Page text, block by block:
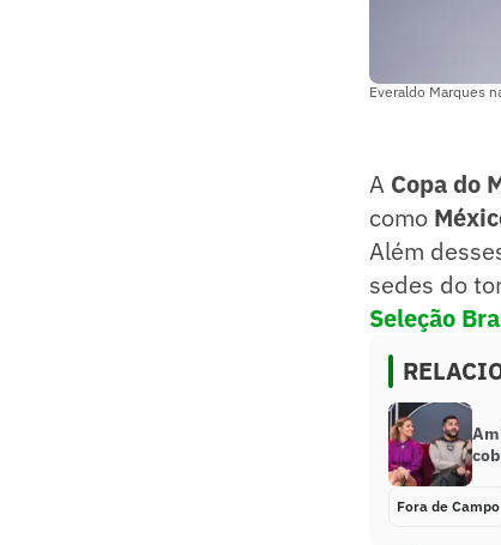
Everaldo Marques
A Copa do
como
Além
sedes do
Seleção
Fora de Campo